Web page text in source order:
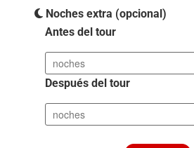
Noches extra (opcional)
Antes del tour
Después del tour